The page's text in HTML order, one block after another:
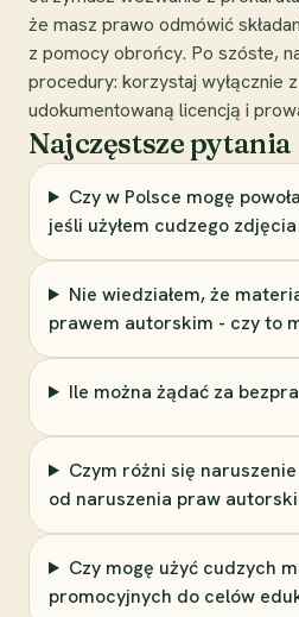
że masz prawo odmówić
z pomocy obrońcy. Po szóste,
procedury: korzystaj wyłącznie
udokumentowaną licencją i
Najczęstsze pytania
Czy w Polsce mogę
jeśli użyłem cudzego
Nie wiedziałem, że
prawem autorskim - czy to
Ile można żądać za
Czym różni się
od naruszenia praw
Czy mogę użyć cudzych
promocyjnych do celów